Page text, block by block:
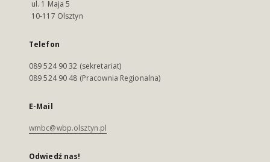
ul. 1 Maja 5
10-117 Olsztyn
Telefon
089 524 90 32 (sekretariat)
089 524 90 48 (Pracownia Regionalna)
E-Mail
wmbc@wbp.olsztyn.pl
Odwiedź nas!